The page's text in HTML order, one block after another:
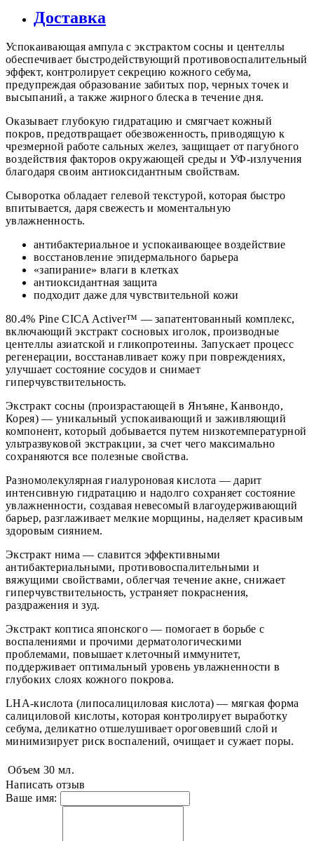
Доставка
Успокаивающая ампула с экстрактом сосны и центеллы
обеспечивает быстродействующий противовоспалительный
эффект, контролирует секрецию кожного себума,
предупреждая образование забитых пор, черных точек и
высыпаний, а также жирного блеска в течение дня.
Оказывает глубокую гидратацию и смягчает кожный
покров, предотвращает обезвоженность, приводящую к
чрезмерной работе сальных желез, защищает от пагубного
воздействия факторов окружающей среды и УФ-излучения
благодаря своим антиоксидантным свойствам.
Сыворотка обладает гелевой текстурой, которая быстро
впитывается, даря свежесть и моментальную
увлажненность.
антибактериальное и успокаивающее воздействие
восстановление эпидермального барьера
«запирание» влаги в клетках
антиоксидантная защита
подходит даже для чувствительной кожи
80.4% Pine CICA Activer™ — запатентованный комплекс,
включающий экстракт сосновых иголок, производные
центеллы азиатской и гликопротеины. Запускает процесс
регенерации, восстанавливает кожу при повреждениях,
улучшает состояние сосудов и снимает
гиперчувствительность.
Экстракт сосны (произрастающей в Янъяне, Канвондо,
Корея) — уникальный успокаивающий и заживляющий
компонент, который добывается путем низкотемпературной
ультразвуковой экстракции, за счет чего максимально
сохраняются все полезные свойства.
Разномолекулярная гиалуроновая кислота — дарит
интенсивную гидратацию и надолго сохраняет состояние
увлажненности, создавая невесомый влагоудерживающий
барьер, разглаживает мелкие морщины, наделяет красивым
здоровым сиянием.
Экстракт нима — славится эффективными
антибактериальными, противовоспалительными и
вяжущими свойствами, облегчая течение акне, снижает
гиперчувствительность, устраняет покраснения,
раздражения и зуд.
Экстракт коптиса японского — помогает в борьбе с
воспалениями и прочими дерматологическими
проблемами, повышает клеточный иммунитет,
поддерживает оптимальный уровень увлажненности в
глубоких слоях кожного покрова.
LHA-кислота (липосалициловая кислота) — мягкая форма
салициловой кислоты, которая контролирует выработку
себума, деликатно отшелушивает ороговевший слой и
минимизирует риск воспалений, очищает и сужает поры.
Объем 30 мл.
Написать отзыв
Ваше имя: